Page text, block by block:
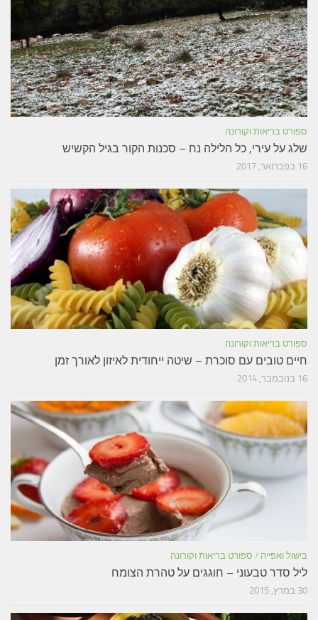
ספורט בריאות וקורונה
שלג על עירי, כל הלילה נח – סכנות הקור בגיל הקשיש
16 בפברואר, 2017
ספורט בריאות וקורונה
חיים טובים עם סוכרת – שיטה ייחודית לאיזון לאורך זמן
16 בנובמבר, 2014
בישול ואפייה / ספורט בריאות וקורונה
ליל סדר טבעוני – חוגגים על טהרת הצומח
30 במרץ, 2015